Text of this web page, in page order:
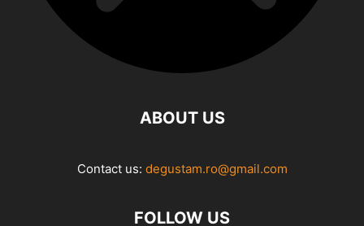
ABOUT US
Contact us: degustam.ro@gmail.com
FOLLOW US